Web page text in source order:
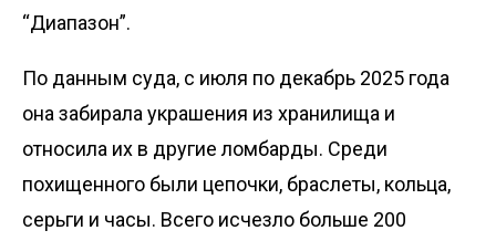
“Диапазон”.
По данным суда, с июля по декабрь 2025 года
она забирала украшения из хранилища и
относила их в другие ломбарды. Среди
похищенного были цепочки, браслеты, кольца,
серьги и часы. Всего исчезло больше 200